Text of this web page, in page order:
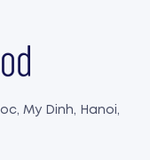
My Dinh, Hanoi,